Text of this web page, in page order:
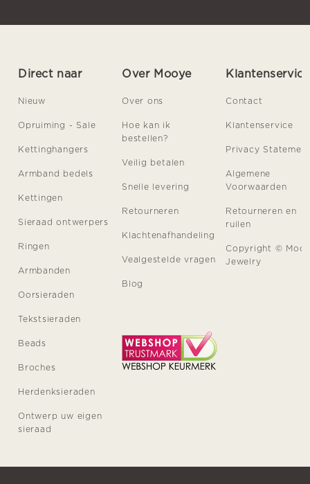
Direct naar
Nieuw
Opruiming - Sale
Kettinghangers
Armband bedels
Kettingen
Sieraad ontwerpers
Ringen
Armbanden
Oorsieraden
Tekstsieraden
Beads
Broches
Herdenksieraden
Ontwerp uw eigen
sieraad
Over Mooye
Over ons
Hoe kan ik
bestellen?
Veilig betalen
Snelle levering
Retourneren
Klachtenafhandeling
Vealgestelde vragen
Blog
Klantenservice
Contact
Klantenservice
Privacy
Algemene
Voorwaarden
Retourneren en
ruilen
Copyright ©
Jewelry